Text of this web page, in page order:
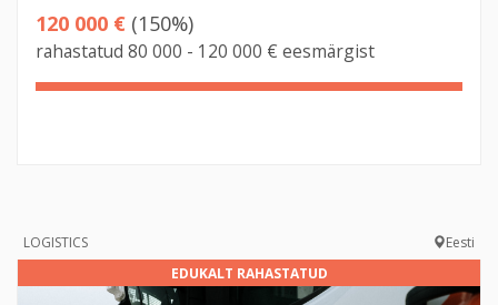
120 000 € (150%)
rahastatud 80 000 - 120 000 € eesmärgist
150%
LOGISTICS
Eesti
EDUKALT RAHASTATUD